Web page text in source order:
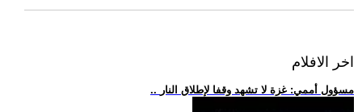
اخر الافلام
.. مسؤول أممي: غزة لا تشهد وقفا لإطلاق النار